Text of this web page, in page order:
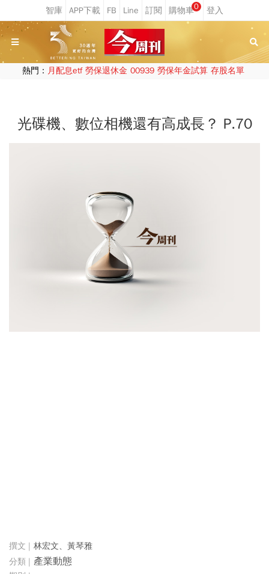
0
熱門： 月配息etf 勞保退休金 00939 勞保年金試算 存股名單
光碟機、數位相機還有高成長？ P.70
林宏文、黃琴雅
產業動態